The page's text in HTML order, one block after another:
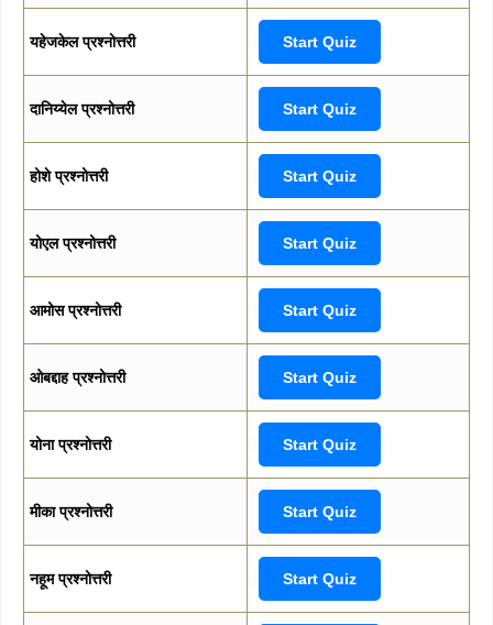
यहेजकेल प्रश्नोत्तरी Start Quiz
दानिय्येल प्रश्नोत्तरी Start Quiz
होशे प्रश्नोत्तरी Start Quiz
योएल प्रश्नोत्तरी Start Quiz
आमोस प्रश्नोत्तरी Start Quiz
ओबद्दाह प्रश्नोत्तरी Start Quiz
योना प्रश्नोत्तरी Start Quiz
मीका प्रश्नोत्तरी Start Quiz
नहूम प्रश्नोत्तरी Start Quiz